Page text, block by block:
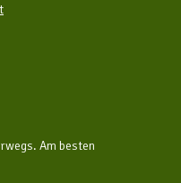
Am besten